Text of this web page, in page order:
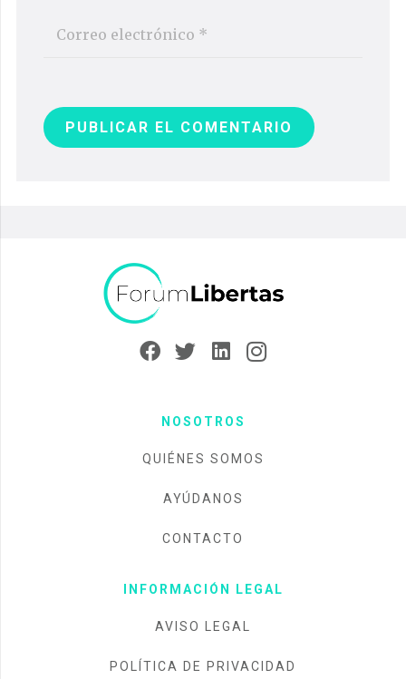
PUBLICAR EL COMENTARIO
NOSOTROS
QUIÉNES SOMOS
AYÚDANOS
CONTACTO
INFORMACIÓN LEGAL
AVISO LEGAL
POLÍTICA DE PRIVACIDAD